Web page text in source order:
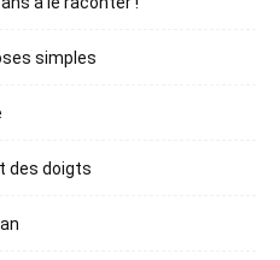
simples
des doigts